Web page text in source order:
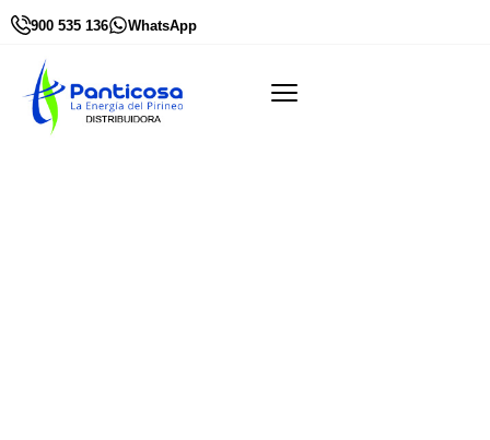
900 535 136 WhatsApp